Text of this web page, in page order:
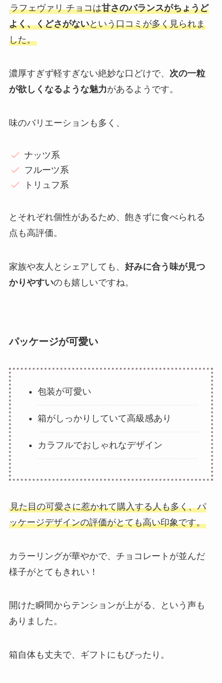
ラフェヴァリ チョコは甘さのバランスがちょうど
よく、くどさがないという口コミが多く見られま
した。
濃厚すぎず軽すぎない絶妙な口どけで、 次の一粒
が欲しくなるような魅力があるようです。
味のバリエーションも多く、
ナッツ系
フルーツ系
トリュフ系
とそれぞれ個性があるため、飽きずに食べられる
点も高評価。
家族や友人とシェアしても、 好みに合う味が見つ
かりやすいのも嬉しいですね。
パッケージが可愛い
包装が可愛い
箱がしっかりしていて高級感あり
カラフルでおしゃれなデザイン
見た目の可愛さに惹かれて購入する人も多く、パ
ッケージデザインの評価がとても高い印象です。
カラーリングが華やかで、チョコレートが並んだ
様子がとてもきれい！
開けた瞬間からテンションが上がる、という声も
ありました。
箱自体も丈夫で、ギフトにもぴったり。